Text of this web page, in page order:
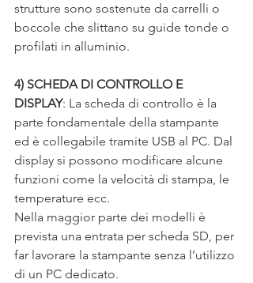
strutture sono sostenute da carrelli o
boccole che slittano su guide tonde o
profilati in alluminio.
4) SCHEDA DI CONTROLLO E
DISPLAY: La scheda di controllo è la
parte fondamentale della stampante
ed è collegabile tramite USB al PC. Dal
display si possono modificare alcune
funzioni come la velocità di stampa, le
temperature ecc.
Nella maggior parte dei modelli è
prevista una entrata per scheda SD, per
far lavorare la stampante senza l’utilizzo
di un PC dedicato.